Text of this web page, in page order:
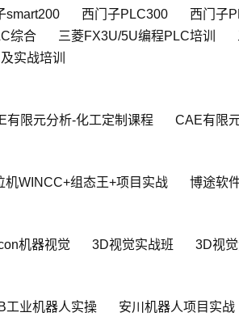
smart200 西门子PLC300 西门子
综合
三菱FX3U/5U编程PLC培训
实战培训
有限元分析-化工定制课程 CAE有限
机WINCC+组态王+项目实战 博途软
机器视觉 3D视觉实战班 3D视
工业机器人实操 安川机器人项目实战